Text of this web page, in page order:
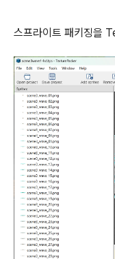
스프라이트 패키징을